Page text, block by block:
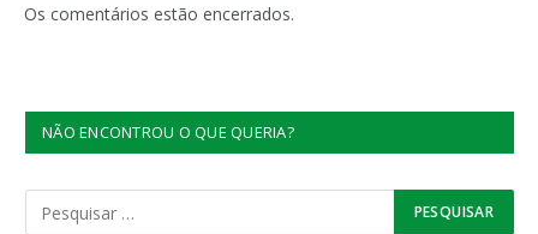
Os comentários estão encerrados.
NÃO ENCONTROU O QUE QUERIA?